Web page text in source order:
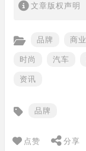
文章版权声明
品牌 商业
时尚 汽车
资讯
品牌
点赞 分享